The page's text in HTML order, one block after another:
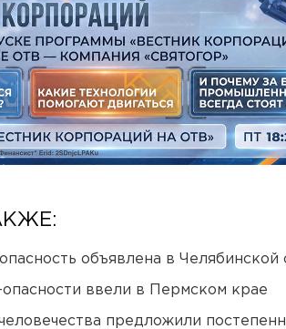
объявлена в Челябинской
ввели в Пермском крае
предложили